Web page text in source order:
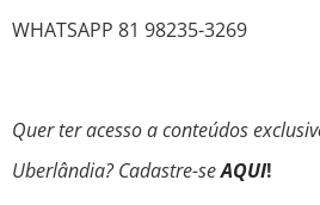
WHATSAPP 81 98235-3269
Quer ter acesso a conteúdos
Uberlândia? Cadastre-seAQUI!